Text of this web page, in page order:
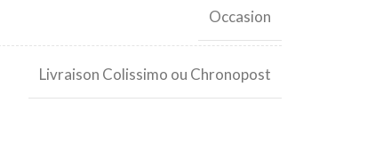
Occasion
Livraison Colissimo ou Chronopost